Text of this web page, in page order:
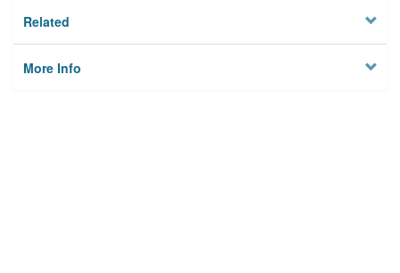
Related
More Info